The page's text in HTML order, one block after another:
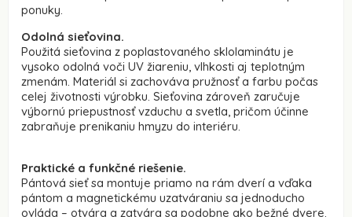
ponuky.
Odolná sieťovina.
Použitá sieťovina z poplastovaného sklolaminátu je
vysoko odolná voči UV žiareniu, vlhkosti aj teplotným
zmenám. Materiál si zachováva pružnosť a farbu počas
celej životnosti výrobku. Sieťovina zároveň zaručuje
výbornú priepustnosť vzduchu a svetla, pričom účinne
zabraňuje prenikaniu hmyzu do interiéru.
Praktické a funkčné riešenie.
Pántová sieť sa montuje priamo na rám dverí a vďaka
pántom a magnetickému uzatváraniu sa jednoducho
ovláda – otvára a zatvára sa podobne ako bežné dvere.